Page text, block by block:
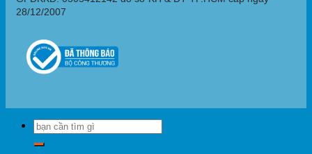
28/12/2007